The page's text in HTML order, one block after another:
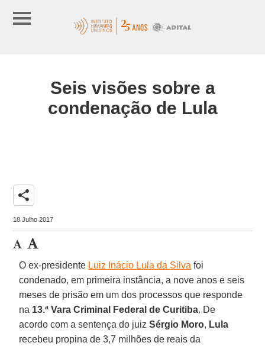
Seis visões sobre a
condenação de Lula
share
18 Julho 2017
O ex-presidente Luiz Inácio Lula da Silva foi
condenado, em primeira instância, a nove anos e seis
meses de prisão em um dos processos que responde
na 13.ª Vara Criminal Federal de Curitiba. De
acordo com a sentença do juizSérgio Moro, Lula
recebeu propina de 3,7 milhões de reais da